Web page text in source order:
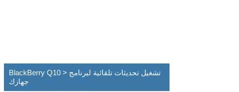
BlackBerry Q10 > تشغيل تحديثات تلقائية لبرنامج
جهازك